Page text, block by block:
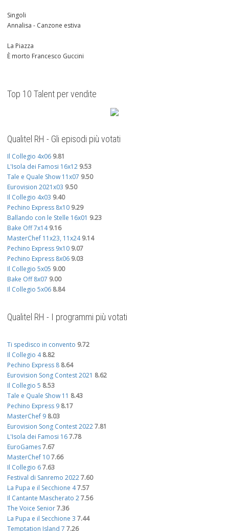
Singoli
Annalisa - Canzone estiva
La Piazza
È morto Francesco Guccini
Top 10 Talent per vendite
Qualitel RH - Gli episodi più votati
Il Collegio 4x06 9.81
L'Isola dei Famosi 16x12 9.53
Tale e Quale Show 11x07 9.50
Eurovision 2021x03 9.50
Il Collegio 4x03 9.40
Pechino Express 8x10 9.29
Ballando con le Stelle 16x01 9.23
Bake Off 7x14 9.16
MasterChef 11x23, 11x24 9.14
Pechino Express 9x10 9.07
Pechino Express 8x06 9.03
Il Collegio 5x05 9.00
Bake Off 8x07 9.00
Il Collegio 5x06 8.84
Qualitel RH - I programmi più votati
Ti spedisco in convento 9.72
Il Collegio 4 8.82
Pechino Express 8 8.64
Eurovision Song Contest 2021 8.62
Il Collegio 5 8.53
Tale e Quale Show 11 8.43
Pechino Express 9 8.17
MasterChef 9 8.03
Eurovision Song Contest 20227.81
L'Isola dei Famosi 167.78
EuroGames7.67
MasterChef 107.66
Il Collegio 67.63
Festival di Sanremo 20227.60
La Pupa e il Secchione 47.57
Il Cantante Mascherato 27.56
The Voice Senior7.36
La Pupa e il Secchione 3 7.44
Temptation Island 7 7.26